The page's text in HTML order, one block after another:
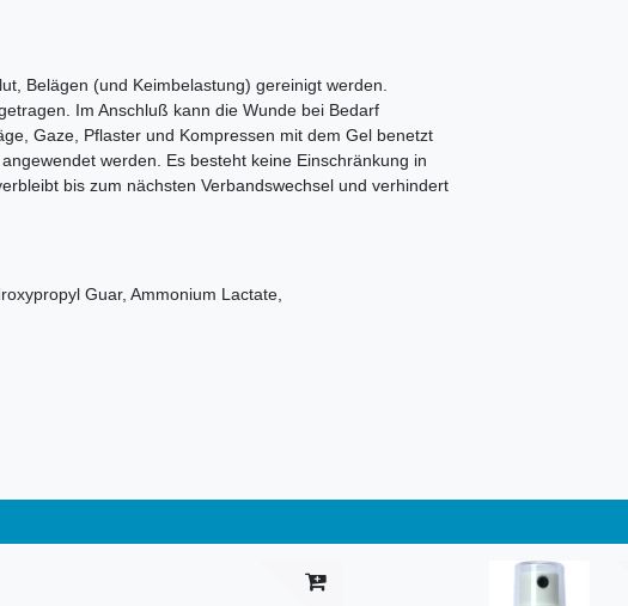
Belägen (und Keimbelastung) gereinigt werden.
Im Anschluß kann die Wunde bei Bedarf
Gaze, Pflaster und Kompressen mit dem Gel benetzt
werden. Es besteht keine Einschränkung in
bis zum nächsten Verbandswechsel und verhindert
Guar, Ammonium Lactate,